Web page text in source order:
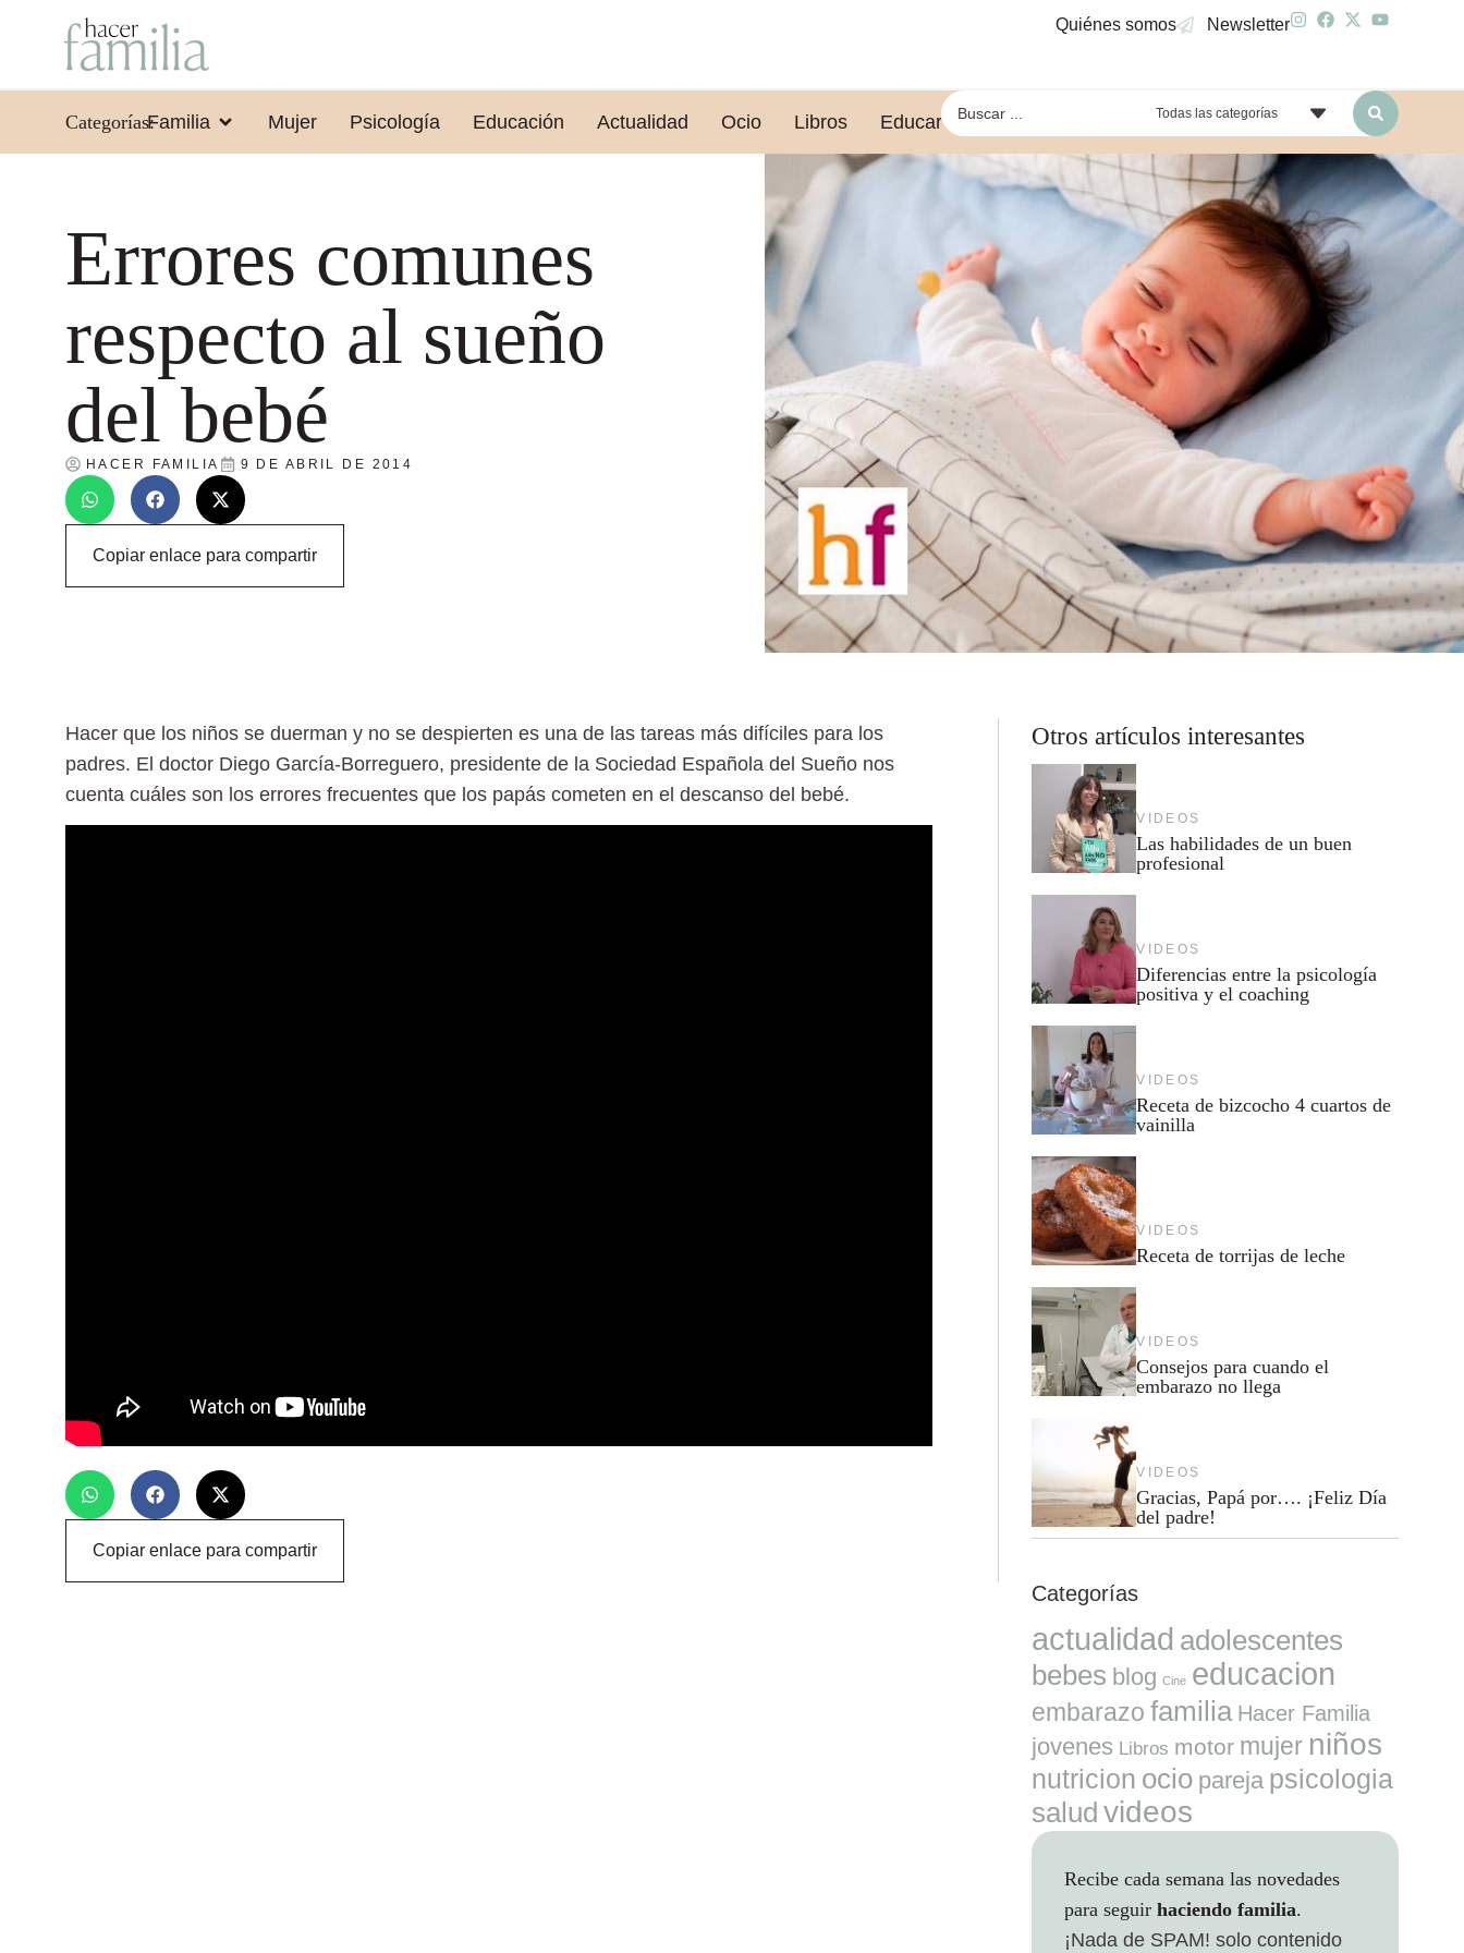
Quiénes somos Newsletter
Categorías:Familia Mujer Psicología Educación Actualidad Ocio Libros Educar leyendo Todas las categorías
Errores comunes
respecto al sueño
del bebé
HACER FAMILIA 9 DE ABRIL DE 2014
Copiar enlace para compartir
Hacer que los niños se duerman y no se despierten es una de las tareas más difíciles para los
padres. El doctor Diego García-Borreguero, presidente de la Sociedad Española del Sueño nos
cuenta cuáles son los errores frecuentes que los papás cometen en el descanso del bebé.
Copiar enlace para compartir
Otros artículos interesantes
VIDEOS
Las habilidades de un buen
profesional
VIDEOS
Diferencias entre la psicología
positiva y el coaching
VIDEOS
Receta de bizcocho 4 cuartos de
vainilla
VIDEOS
Receta de torrijas de leche
VIDEOS
Consejos para cuando el
embarazo no llega
VIDEOS
Gracias, Papá por…. ¡Feliz Día
del padre!
Categorías
actualidad adolescentes
bebes blog Cine educacion
embarazo familia Hacer Familia
jovenes Libros motor mujer niños
nutricion ocio pareja psicologia
salud videos
Recibe cada semana las novedades
para seguir haciendo familia.
¡Nada de SPAM! solo contenido